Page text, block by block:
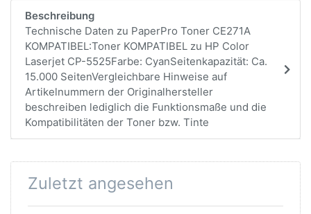
Beschreibung
Technische Daten zu PaperPro Toner CE271A
KOMPATIBEL:Toner KOMPATIBEL zu HP Color
Laserjet CP-5525Farbe: CyanSeitenkapazität: Ca.
15.000 SeitenVergleichbare Hinweise auf
Artikelnummern der Originalhersteller
beschreiben lediglich die Funktionsmaße und die
Kompatibilitäten der Toner bzw. Tinte
Zuletzt angesehen